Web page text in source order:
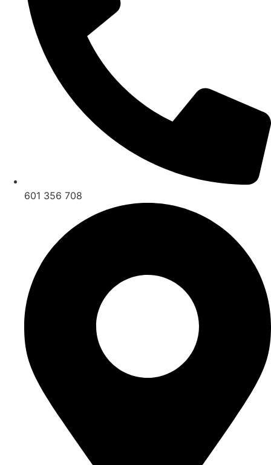
601 356 708